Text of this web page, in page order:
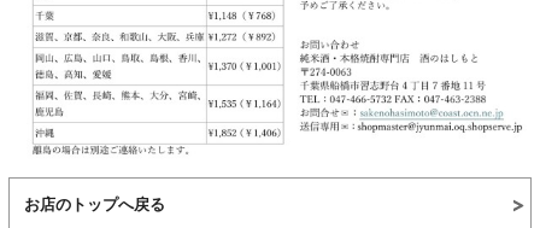
お店のトップへ戻る